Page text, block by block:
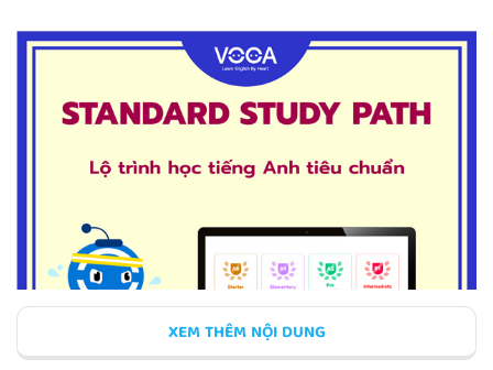
Bài 7
SERVICES AND EXPERIENCES
Dịch vụ và trải nghiệm
SKILLS
Luyện phản xạ
Bài 9
XEM THÊM NỘI DUNG